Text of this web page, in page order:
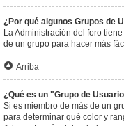
¿Por qué algunos Grupos de
La Administración del foro
de un grupo para hacer más
Arriba
¿Qué es un "Grupo de
Si es miembro de más de un
para determinar qué color y